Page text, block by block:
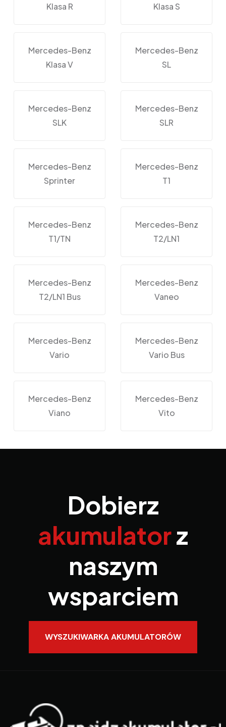
Klasa R
Klasa S
Mercedes-Benz
Klasa V
Mercedes-Benz
SL
Mercedes-Benz
SLK
Mercedes-Benz
SLR
Mercedes-Benz
Sprinter
Mercedes-Benz
T1
Mercedes-Benz
T1/TN
Mercedes-Benz
T2/LN1
Mercedes-Benz
T2/LN1 Bus
Mercedes-Benz
Vaneo
Mercedes-Benz
Vario
Mercedes-Benz
Vario Bus
Mercedes-Benz
Viano
Mercedes-Benz
Vito
Dobierz
akumulatorz
naszym
wsparciem
WYSZUKIWARKA AKUMULATORÓW